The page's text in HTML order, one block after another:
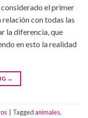
considerado el primer
relación con todas las
la diferencia, que
en esto la realidad
→
Taggedanimales,